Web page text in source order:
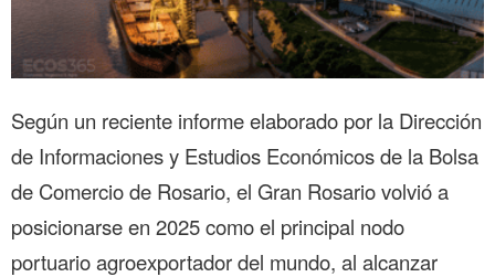
Según un reciente informe elaborado por la Dirección
de Informaciones y Estudios Económicos de la Bolsa
de Comercio de Rosario, el Gran Rosario volvió a
posicionarse en 2025 como el principal nodo
portuario agroexportador del mundo, al alcanzar